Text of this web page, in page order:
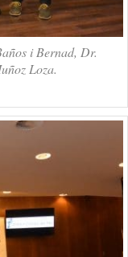
i Bernad, Dr.
Loza.